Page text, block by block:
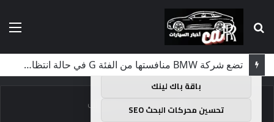
بحث
عن
تضع شركة BMW منافستها من الفئة G في حالة انتظار مع وصول الرياح المعاكسة في الصين إلى موطنها
الرئيسية/جديد السيارات
توصيات :
باقة متميزة VIP (كود: AA11138):
باقة باك لينك
تحسين محركات البحث SEO